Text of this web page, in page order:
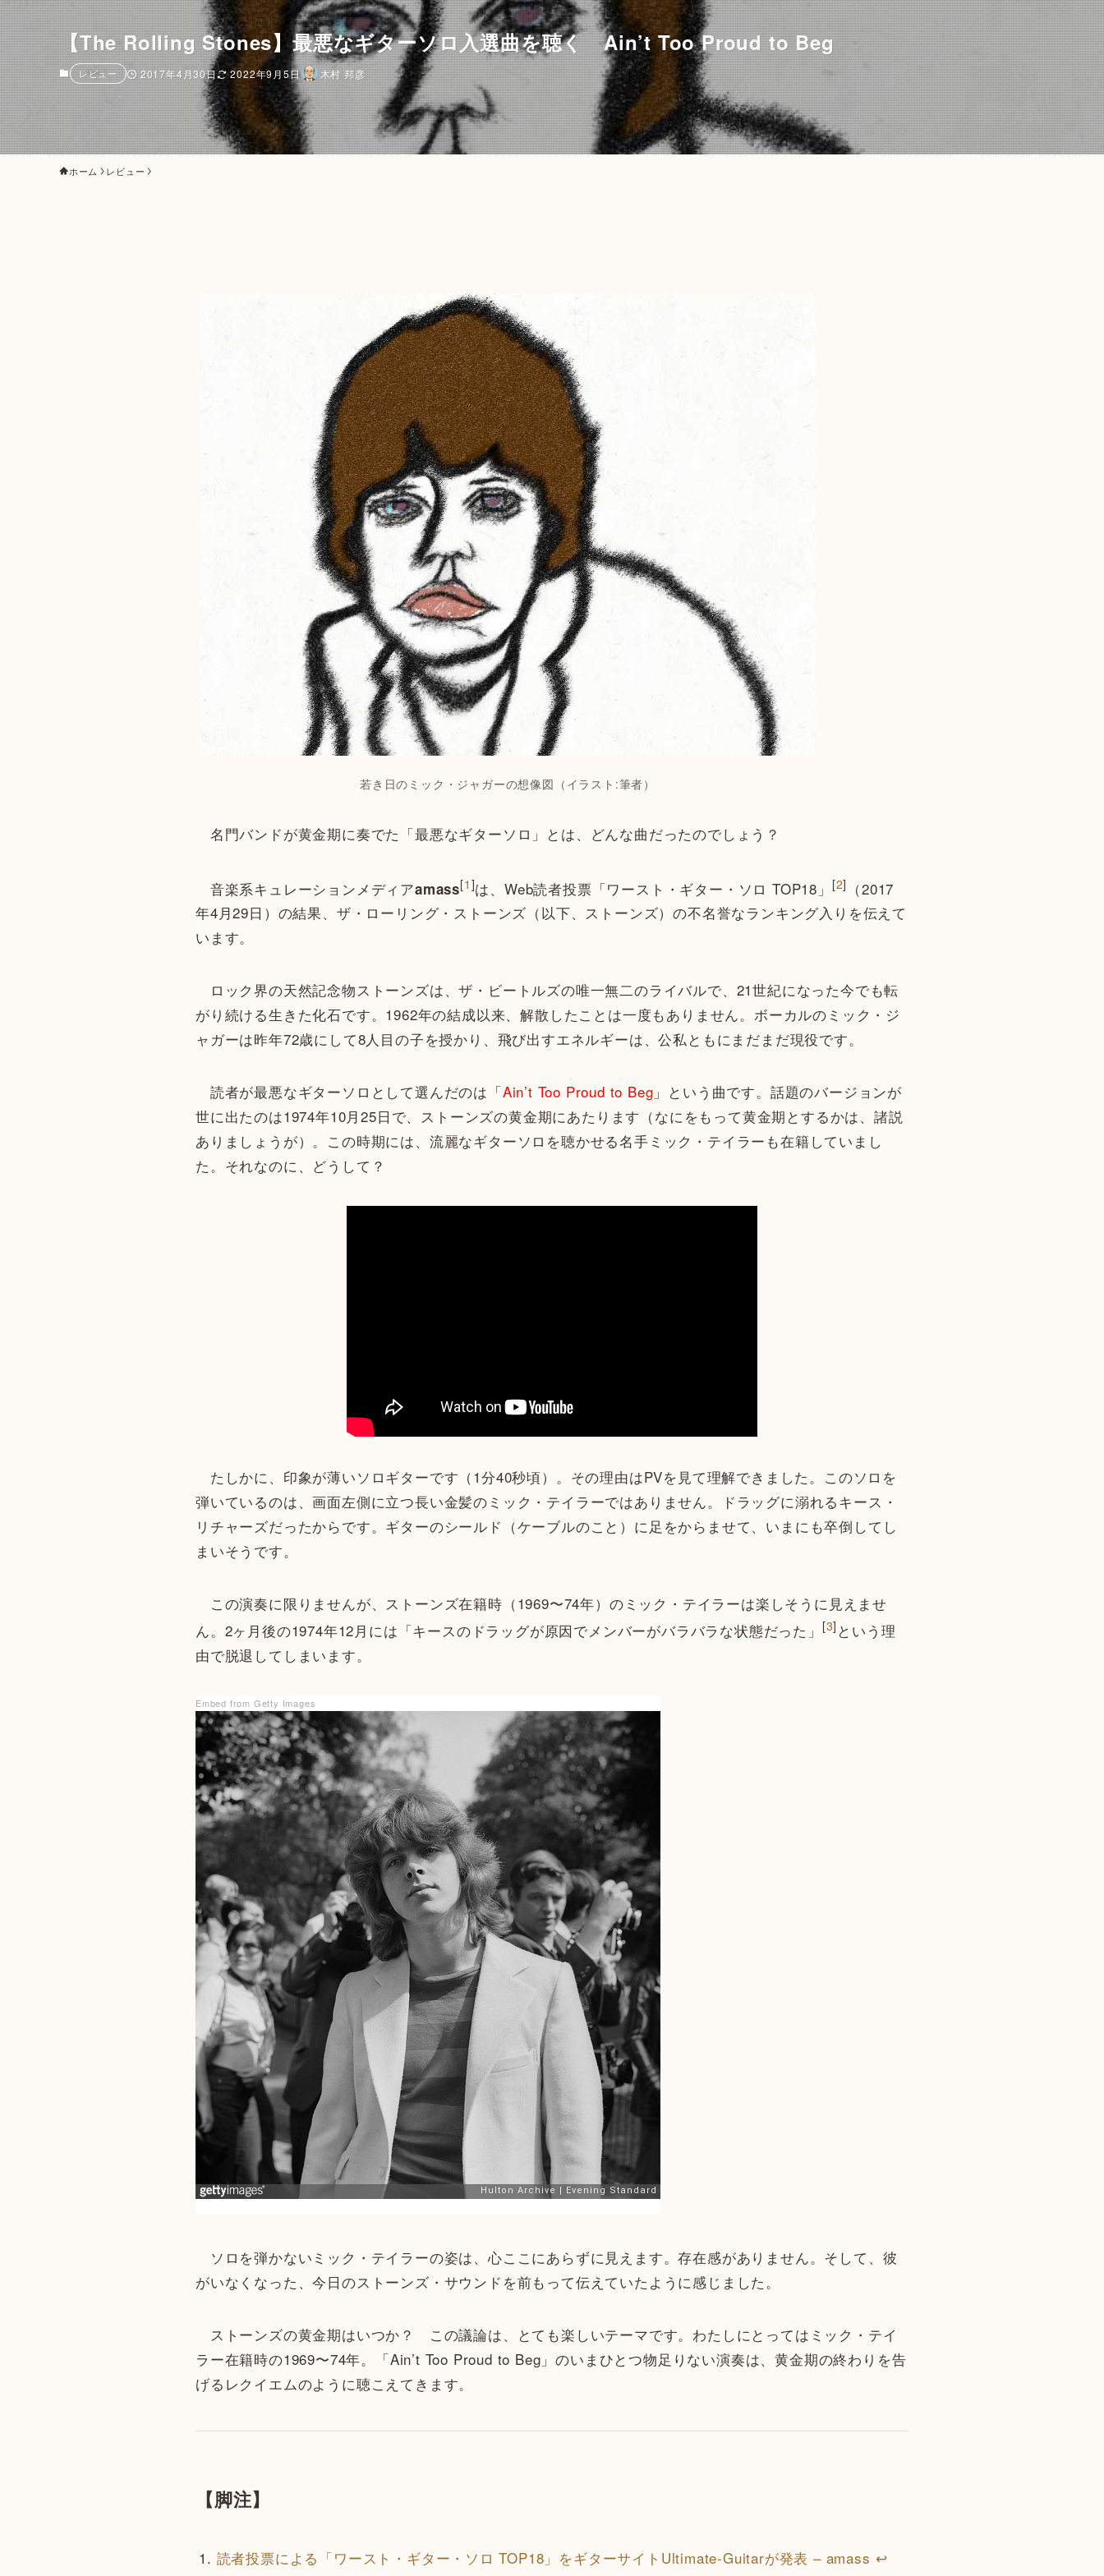
【The Rolling Stones】最悪なギターソロ入選曲を聴く Ain’t Too Proud to Beg
レビュー 2017年4月30日 2022年9月5日 木村 邦彦
ホーム レビュー
若き日のミック・ジャガーの想像図（イラスト:筆者）
名門バンドが黄金期に奏でた「最悪なギターソロ」とは、どんな曲だったのでしょう？
音楽系キュレーションメディアamass[1 ]は、Web読者投票「ワースト・ギター・ソロ TOP18」 [2]
（2017
年4月29日）の結果、ザ・ローリング・ストーンズ（以下、ストーンズ）の不名誉なランキング入りを伝えて
います。
ロック界の天然記念物ストーンズは、ザ・ビートルズの唯一無二のライバルで、21世紀になった今でも転
がり続ける生きた化石です。1962年の結成以来、解散したことは一度もありません。ボーカルのミック・ジ
ャガーは昨年72歳にして8人目の子を授かり、飛び出すエネルギーは、公私ともにまだまだ現役です。
読者が最悪なギターソロとして選んだのは「Ain’t Too Proud to Beg 」という曲です。話題のバージョンが
世に出たのは1974年10月25日で、ストーンズの黄金期にあたります（なにをもって黄金期とするかは、諸説
ありましょうが）。この時期には、流麗なギターソロを聴かせる名手ミック・テイラーも在籍していまし
た。それなのに、どうして？
たしかに、印象が薄いソロギターです（1分40秒頃）。その理由はPVを見て理解できました。このソロを
弾いているのは、画面左側に立つ長い金髪のミック・テイラーではありません。ドラッグに溺れるキース・
リチャーズだったからです。ギターのシールド（ケーブルのこと）に足をからませて、いまにも卒倒してし
まいそうです。
この演奏に限りませんが、ストーンズ在籍時（1969〜74年）のミック・テイラーは楽しそうに見えませ
ん。2ヶ月後の1974年12月には「キースのドラッグが原因でメンバーがバラバラな状態だった」 [3] という理
由で脱退してしまいます。
Embed from Getty Images
ソロを弾かないミック・テイラーの姿は、心ここにあらずに見えます。存在感がありません。そして、彼
がいなくなった、今日のストーンズ・サウンドを前もって伝えていたように感じました。
ストーンズの黄金期はいつか？ この議論は、とても楽しいテーマです。わたしにとってはミック・テイ
ラー在籍時の1969〜74年。「Ain’t Too Proud to Beg」のいまひとつ物足りない演奏は、黄金期の終わりを告
げるレクイエムのように聴こえてきます。
【脚注】
読者投票による「ワースト・ギター・ソロ TOP18」をギターサイトUltimate-Guitarが発表 – amass ↩